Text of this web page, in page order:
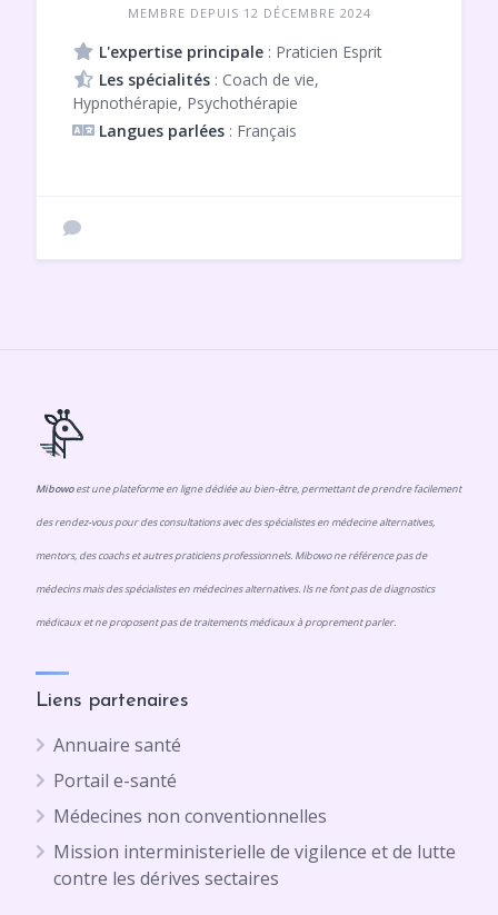
MEMBRE DEPUIS 12 DÉCEMBRE 2024
L'expertise principale : Praticien Esprit
Les spécialités : Coach de vie,
Hypnothérapie, Psychothérapie
Langues parlées : Français
Mibowoest une plateforme en ligne dédiée au bien-être, permettant de prendre facilement
des rendez-vous pour des consultations avec des spécialistes en médecine alternatives,
mentors, des coachs et autres praticiens professionnels. Mibowo ne référence pas de
médecins mais des spécialistes en médecines alternatives. Ils ne font pas de diagnostics
médicaux et ne proposent pas de traitements médicaux à proprement parler.
Liens partenaires
Annuaire santé
Portail e-santé
Médecines non conventionnelles
Mission interministerielle de vigilence et de lutte
contre les dérives sectaires